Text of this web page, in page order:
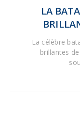
LA
La célèbre
brillantes